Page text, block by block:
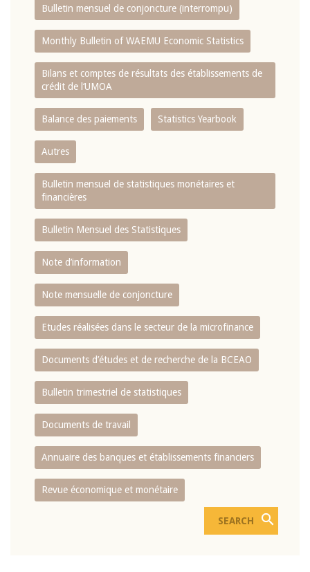
Bulletin mensuel de conjoncture (interrompu)
Monthly Bulletin of WAEMU Economic Statistics
Bilans et comptes de résultats des établissements de
crédit de l‘UMOA
Balance des paiements Statistics Yearbook
Autres
Bulletin mensuel de statistiques monétaires et
financières
Bulletin Mensuel des Statistiques
Note d’information
Note mensuelle de conjoncture
Etudes réalisées dans le secteur de la microfinance
Documents d’études et de recherche de la BCEAO
Bulletin trimestriel de statistiques
Documents de travail
Annuaire des banques et établissements financiers
Revue économique et monétaire